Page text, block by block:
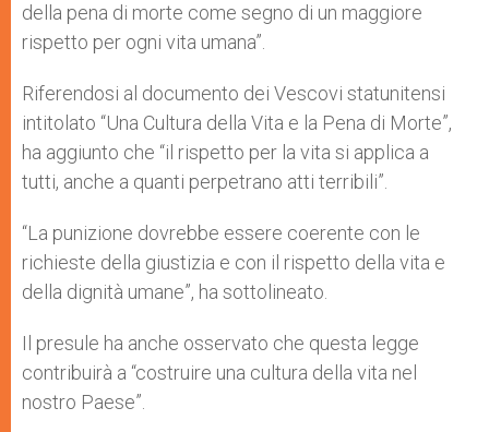
della pena di morte come segno di un maggiore
rispetto per ogni vita umana”.
Riferendosi al documento dei Vescovi statunitensi
intitolato “Una Cultura della Vita e la Pena di Morte”,
ha aggiunto che “il rispetto per la vita si applica a
tutti, anche a quanti perpetrano atti terribili”.
“La punizione dovrebbe essere coerente con le
richieste della giustizia e con il rispetto della vita e
della dignità umane”, ha sottolineato.
Il presule ha anche osservato che questa legge
contribuirà a “costruire una cultura della vita nel
nostro Paese”.